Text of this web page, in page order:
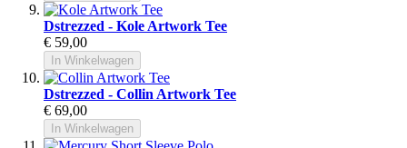
Dstrezzed - Kole Artwork Tee
€ 59,00
In Winkelwagen
Dstrezzed - Collin Artwork Tee
€ 69,00
In Winkelwagen